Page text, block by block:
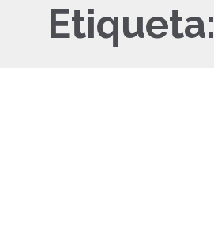
Etiqueta: